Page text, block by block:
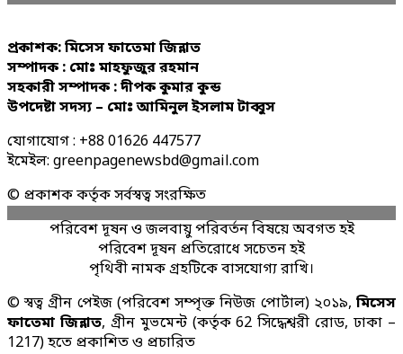
প্রকাশক: মিসেস ফাতেমা জিন্নাত
সম্পাদক : মোঃ মাহফুজুর রহমান
সহকারী সম্পাদক : দীপক কুমার কুন্ড
উপদেষ্টা সদস্য – মোঃ আমিনুল ইসলাম টাব্বুস
যোগাযোগ : +88 01626 447577
ইমেইল: greenpagenewsbd@gmail.com
© প্রকাশক কর্তৃক সর্বস্বত্ব সংরক্ষিত
পরিবেশ দূষন ও জলবায়ু পরিবর্তন বিষয়ে অবগত হই
পরিবেশ দূষন প্রতিরোধে সচেতন হই
পৃথিবী নামক গ্রহটিকে বাসযোগ্য রাখি।
© স্বত্ব গ্রীন পেইজ (পরিবেশ সম্পৃক্ত নিউজ পোর্টাল) ২০১৯, মিসেস
ফাতেমা জিন্নাত, গ্রীন মুভমেন্ট (কর্তৃক 62 সিদ্ধেশ্বরী রোড, ঢাকা –
1217) হতে প্রকাশিত ও প্রচারিত